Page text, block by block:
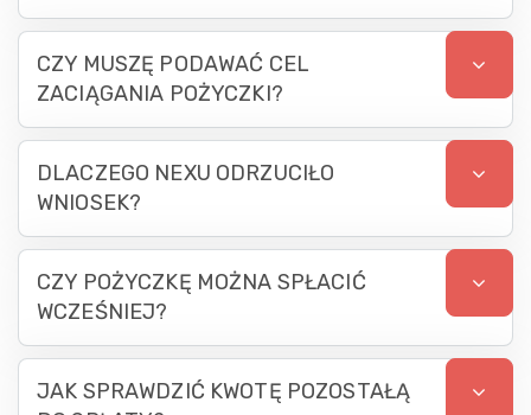
CZY MUSZĘ PODAWAĆ CEL
ZACIĄGANIA POŻYCZKI?
DLACZEGO NEXU ODRZUCIŁO
WNIOSEK?
CZY POŻYCZKĘ MOŻNA SPŁACIĆ
WCZEŚNIEJ?
JAK SPRAWDZIĆ KWOTĘ POZOSTAŁĄ